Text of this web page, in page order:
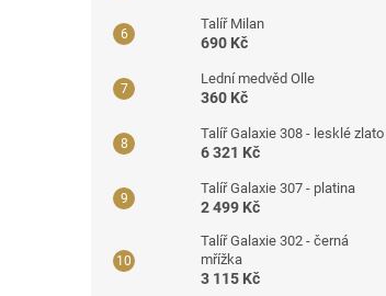
Talíř Milan
690 Kč
Lední medvěd Olle
360 Kč
Talíř Galaxie 308 - lesklé zlato
6 321 Kč
Talíř Galaxie 307 - platina
2 499 Kč
Talíř Galaxie 302 - černá
mřížka
3 115 Kč